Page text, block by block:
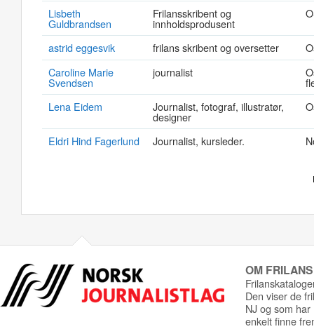
Lisbeth
Guldbrandsen
Frilansskribent og
innholdsprodusent
astrid eggesvik frilans skribent og oversetter
Caroline Marie
Svendsen
journalist
Lena Eidem
Journalist, fotograf, illustratør,
designer
Eldri Hind Fagerlund Journalist, kursleder.
OM
Den viser de
NJ og som
enkelt finne